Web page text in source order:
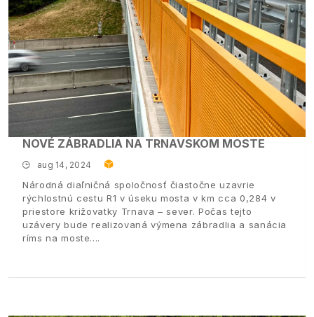
NOVÉ ZÁBRADLIA NA TRNAVSKOM MOSTE
aug 14, 2024
Národná diaľničná spoločnosť čiastočne uzavrie
rýchlostnú cestu R1 v úseku mosta v km cca 0,284 v
priestore križovatky Trnava – sever. Počas tejto
uzávery bude realizovaná výmena zábradlia a sanácia
ríms na moste.